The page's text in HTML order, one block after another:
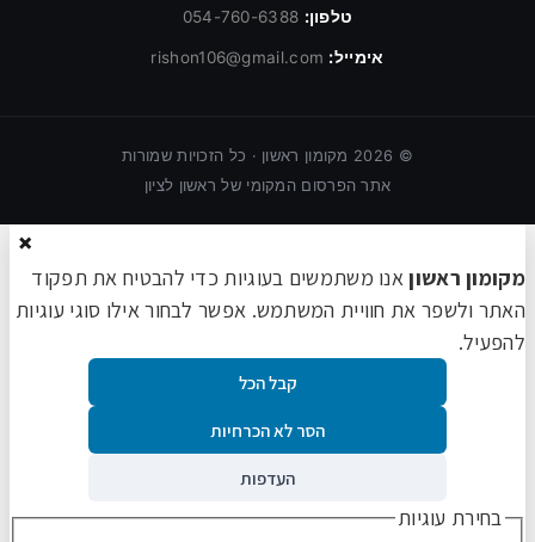
טלפון: 054-760-6388
אימייל: rishon106@gmail.com
©
2026 מקומון ראשון · כל הזכויות שמורות
אתר הפרסום המקומי של ראשון לציון
×
מקומון ראשוןאנו משתמשים בעוגיות כדי להבטיח את תפקוד
האתר ולשפר את חוויית המשתמש. אפשר לבחור אילו סוגי עוגיות
להפעיל.
קבל הכל
הסר לא הכרחיות
העדפות
בחירת עוגיות